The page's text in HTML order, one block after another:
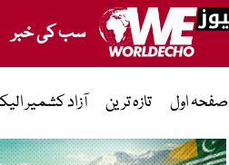
سب کی خبر
صفحہ اول تازہ ترین آزاد کشمیر